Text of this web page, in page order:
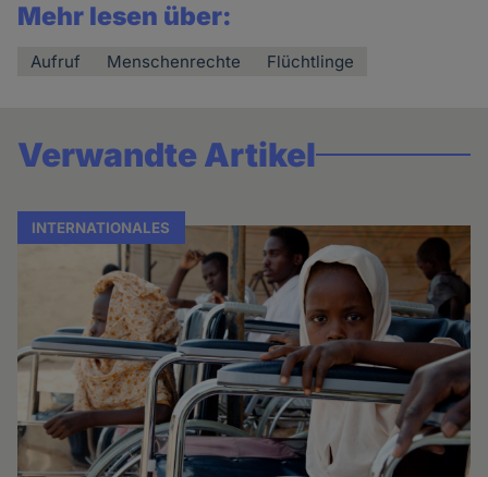
Mehr lesen über:
Aufruf Menschenrechte Flüchtlinge
Verwandte Artikel
INTERNATIONALES